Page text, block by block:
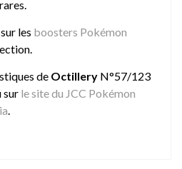
les boosters Pokémon
de Octillery N°57/123
sur le site du JCC Pokémon
.